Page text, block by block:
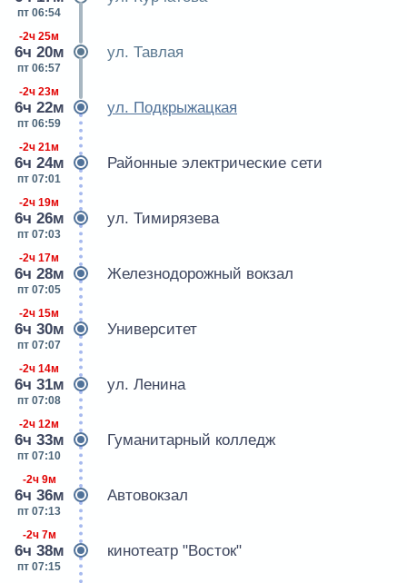
пт 06:54
-2ч 25м
6ч 20м
пт 06:57
ул. Тавлая
-2ч 23м
6ч 22м
пт 06:59
ул. Подкрыжацкая
-2ч 21м
6ч 24м
пт 07:01
Районные электрические сети
-2ч 19м
6ч 26м
пт 07:03
ул. Тимирязева
-2ч 17м
6ч 28м
пт 07:05
Железнодорожный вокзал
-2ч 15м
6ч 30м
пт 07:07
Университет
-2ч 14м
6ч 31м
пт 07:08
ул. Ленина
-2ч 12м
6ч 33м
пт 07:10
Гуманитарный колледж
-2ч 9м
6ч 36м
пт 07:13
Автовокзал
-2ч 7м
6ч 38м
пт 07:15
кинотеатр "Восток"